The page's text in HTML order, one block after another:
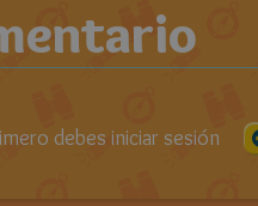
debes iniciar sesión